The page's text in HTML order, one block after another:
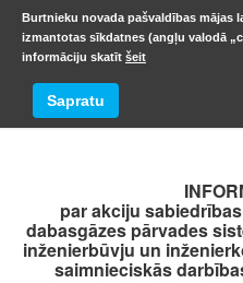
Rīcība gāzes
par akciju
dabasgāzes pārvades
inženierbūvju un
saimnieciskās
Burtnieku novada pašvaldības mājas
izmantotas sīkdatnes (angļu valodā
informāciju skatīt šeit
Sapratu